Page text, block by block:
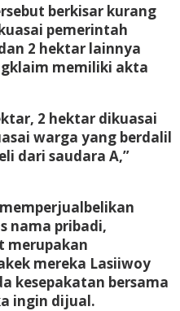
berkisar kurang
pemerintah
2 hektar lainnya
memiliki akta
2 hektar dikuasai
warga yang berdalil
dari saudara A,”
nama pribadi,
merupakan
mereka Lasiiwoy
kesepakatan bersama
ingin dijual.